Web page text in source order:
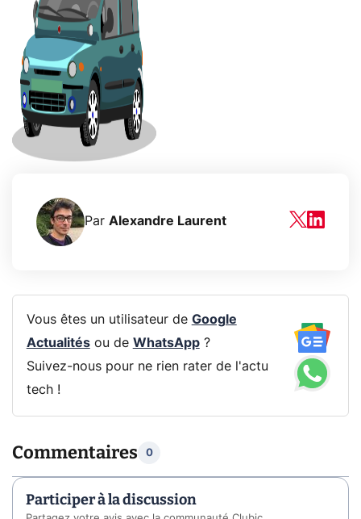
Par Alexandre Laurent
Vous êtes un utilisateur de Google
Actualitésou de WhatsApp?
Suivez-nous pour ne rien rater de l'actu
tech !
Commentaires 0
Participer à la discussion